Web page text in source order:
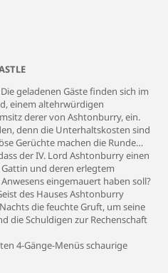
geladenen Gäste finden sich im
einem altehrwürdigen
derer von Ashtonburry, ein.
denn die Unterhaltskosten sind
Gerüchte machen die Runde…
der IV. Lord Ashtonburry einen
und deren erlegtem
eingemauert haben soll?
des Hauses Ashtonburry
die feuchte Gruft, um seine
die Schuldigen zur Rechenschaft
4-Gänge-Menüs schaurige